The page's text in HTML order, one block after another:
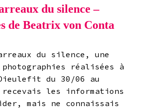
du silence –
de Beatrix von Conta
du silence, une
réalisées à
Dieulefit du 30/06 au
recevais les informations
mais ne connaissais